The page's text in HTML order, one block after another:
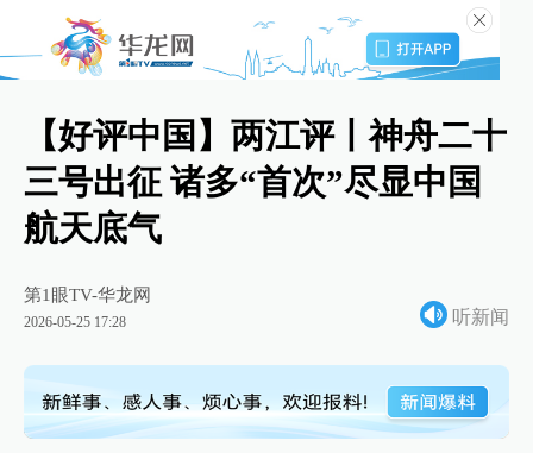
【好评中国】两江评丨神舟二十
三号出征 诸多“首次”尽显中国
航天底气
第1眼TV-华龙网
2026-05-25 17:28 听新闻